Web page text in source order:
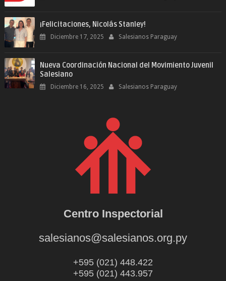
¡Felicitaciones, Nicolás Stanley!
Diciembre 17, 2025 Salesianos Paraguay
Nueva Coordinación Nacional del Movimiento Juvenil
Salesiano
Diciembre 16, 2025 Salesianos Paraguay
Centro Inspectorial
salesianos@salesianos.org.py
+595 (021) 448.422
+595 (021) 443.957